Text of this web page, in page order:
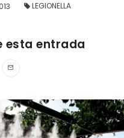
LEGIONELLA
esta entrada